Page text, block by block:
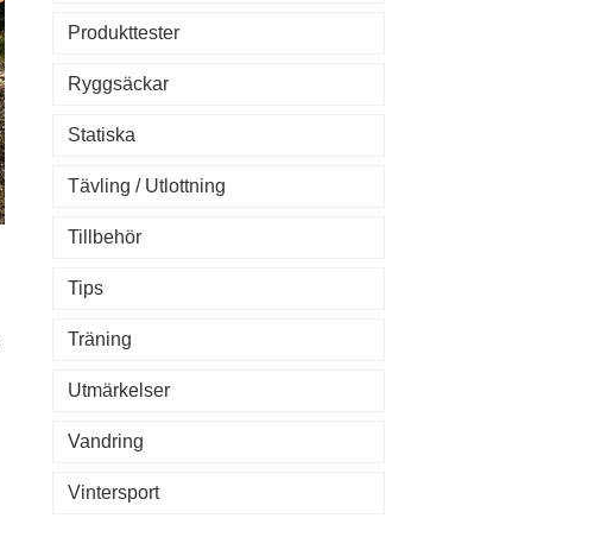
Produkttester
Ryggsäckar
Statiska
Tävling / Utlottning
Tillbehör
Tips
Träning
Utmärkelser
Vandring
Vintersport